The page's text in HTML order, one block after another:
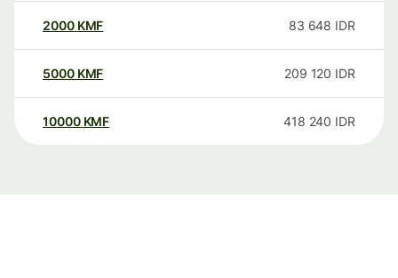
2000 KMF 83 648 IDR
5000 KMF 209 120 IDR
10000 KMF 418 240 IDR